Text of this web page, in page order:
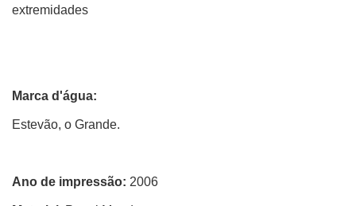
extremidades
Marca d'água:
Estevão, o Grande.
Ano de impressão: 2006